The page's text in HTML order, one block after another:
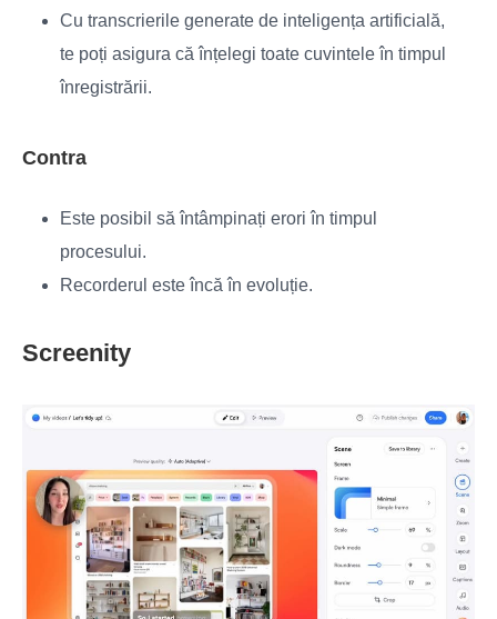
Cu transcrierile generate de inteligența artificială,
te poți asigura că înțelegi toate cuvintele în timpul
înregistrării.
Contra
Este posibil să întâmpinați erori în timpul
procesului.
Recorderul este încă în evoluție.
Screenity